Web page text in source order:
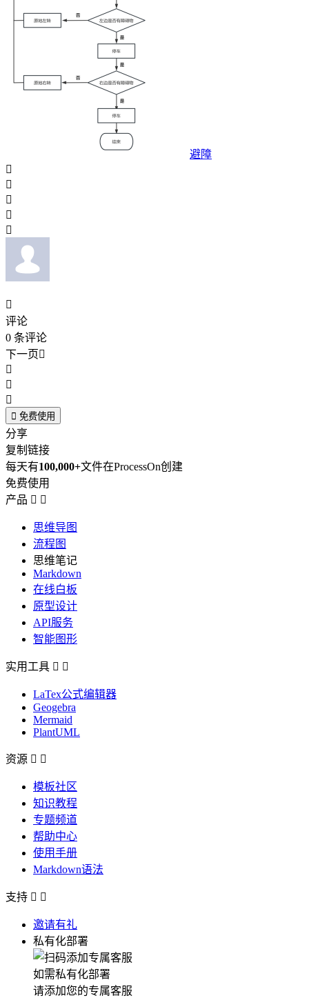
避障






评论
0 条评论
下一页



 免费使用
分享
复制链接
每天有100,000+文件在ProcessOn创建
免费使用
产品  
思维导图
流程图
思维笔记
Markdown
在线白板
原型设计
API服务
智能图形
实用工具  
LaTex公式编辑器
Geogebra
Mermaid
PlantUML
资源  
模板社区
知识教程
专题频道
帮助中心
使用手册
Markdown语法
支持  
邀请有礼
私有化部署
如需私有化部署
请添加您的专属客服